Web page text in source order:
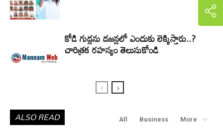
కోడి గుడ్లను డజన్లలో ఎందుకు లెక్కిస్తారు..?
చారిత్రక రహస్యం తెలుసుకోండి
ALSO READ All Business More